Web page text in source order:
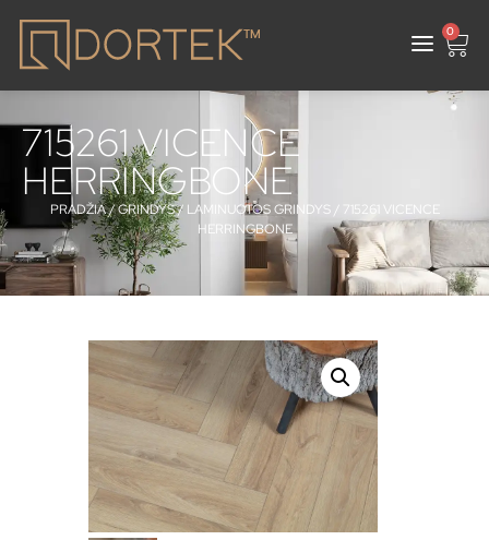
0
715261 VICENCE
HERRINGBONE
PRADŽIA/GRINDYS/ LAMINUOTOS GRINDYS/ 715261 VICENCE
HERRINGBONE